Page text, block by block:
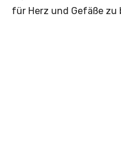
für Herz und Gefäße zu